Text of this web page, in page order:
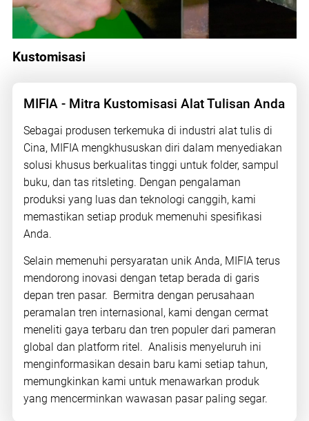
Kustomisasi
MIFIA - Mitra Kustomisasi Alat Tulisan Anda
Sebagai produsen terkemuka di industri alat tulis di
Cina, MIFIA mengkhususkan diri dalam menyediakan
solusi khusus berkualitas tinggi untuk folder, sampul
buku, dan tas ritsleting. Dengan pengalaman
produksi yang luas dan teknologi canggih, kami
memastikan setiap produk memenuhi spesifikasi
Anda.
Selain memenuhi persyaratan unik Anda, MIFIA terus
mendorong inovasi dengan tetap berada di garis
depan tren pasar. Bermitra dengan perusahaan
peramalan tren internasional, kami dengan cermat
meneliti gaya terbaru dan tren populer dari pameran
global dan platform ritel. Analisis menyeluruh ini
menginformasikan desain baru kami setiap tahun,
memungkinkan kami untuk menawarkan produk
yang mencerminkan wawasan pasar paling segar.